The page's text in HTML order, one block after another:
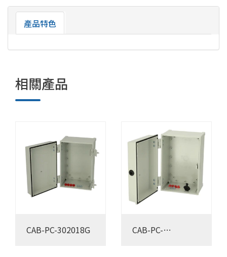
產品特色
相關產品
CAB-PC-302018G
CAB-PC-